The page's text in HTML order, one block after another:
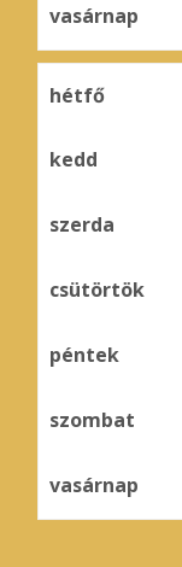
vasárnap
hétfő
kedd
szerda
csütörtök
péntek
szombat
vasárnap